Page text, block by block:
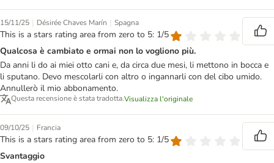
15/11/25 | Désirée Chaves Marín | Spagna
This is a stars rating area from zero to 5: 1/5
Qualcosa è cambiato e ormai non lo vogliono più.
Da anni li do ai miei otto cani e, da circa due mesi, li mettono in bocca e
li sputano. Devo mescolarli con altro o ingannarli con del cibo umido.
Annullerò il mio abbonamento.
Questa recensione è stata tradotta.Visualizza l'originale
09/10/25 | Francia
This is a stars rating area from zero to 5: 1/5
Svantaggio